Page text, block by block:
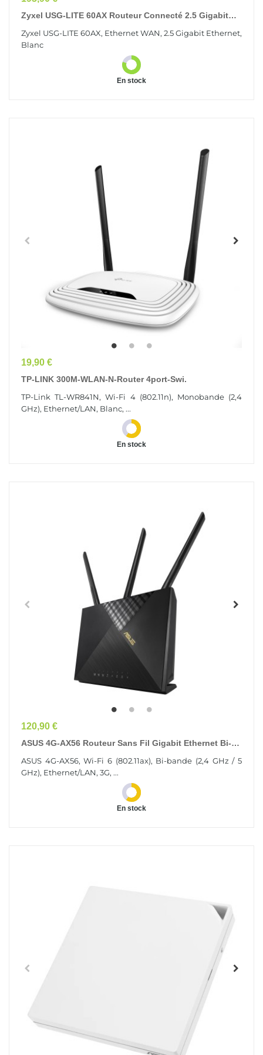
Zyxel USG-LITE 60AX Routeur Connecté 2.5 Gigabit
Zyxel USG-LITE 60AX, Ethernet WAN, 2.5 Gigabit Ethernet,
Blanc
En stock
Prix
19,90 €
TP-LINK 300M-WLAN-N-Router 4port-Swi.
TP-Link TL-WR841N, Wi-Fi 4 (802.11n), Monobande (2,4
GHz), Ethernet/LAN, Blanc, ...
En stock
Prix
120,90 €
ASUS 4G-AX56 Routeur Sans Fil Gigabit Ethernet Bi-
ASUS 4G-AX56, Wi-Fi 6 (802.11ax), Bi-bande (2,4 GHz / 5
GHz), Ethernet/LAN, 3G, ...
En stock